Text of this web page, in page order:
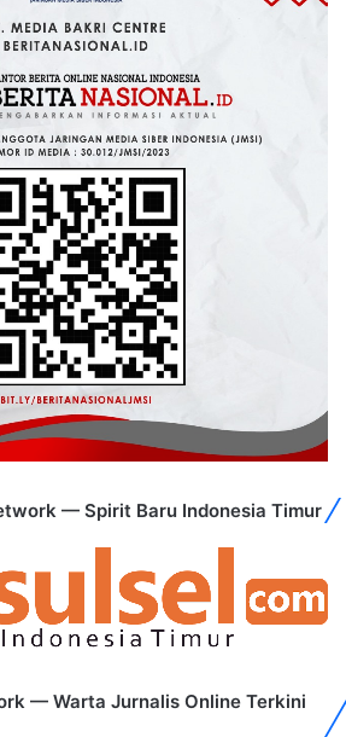
— Spirit Baru Indonesia Timur
— Warta Jurnalis Online Terkini